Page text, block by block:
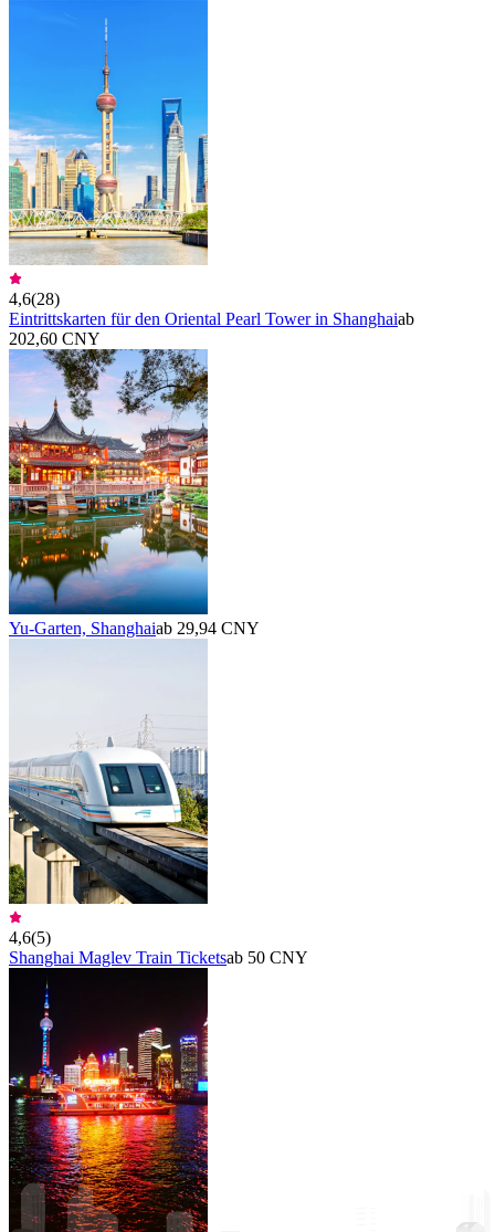
4,6(28)
Eintrittskarten für den Oriental Pearl Tower in Shanghaiab
202,60 CNY
Yu-Garten, Shanghaiab 29,94 CNY
4,6(5)
Shanghai Maglev Train Ticketsab 50 CNY